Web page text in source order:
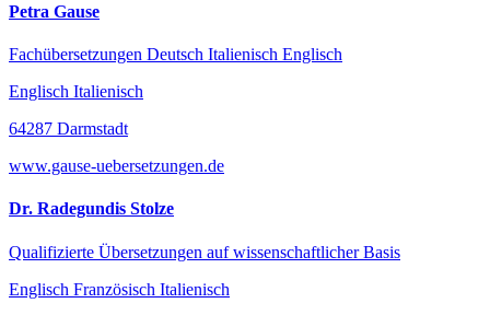
Petra Gause
Fachübersetzungen Deutsch Italienisch Englisch
Englisch Italienisch
64287 Darmstadt
www.gause-uebersetzungen.de
Dr. Radegundis Stolze
Qualifizierte Übersetzungen auf wissenschaftlicher Basis
Englisch Französisch Italienisch